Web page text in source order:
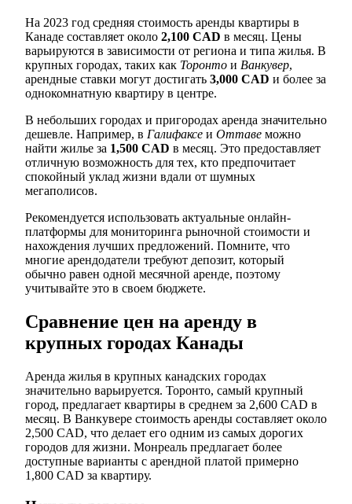
На 2023 год средняя стоимость аренды квартиры в
Канаде составляет около 2,100 CAD в месяц. Цены
варьируются в зависимости от региона и типа жилья. В
крупных городах, таких как Торонто и Ванкувер,
арендные ставки могут достигать 3,000 CAD и более за
однокомнатную квартиру в центре.
В небольших городах и пригородах аренда значительно
дешевле. Например, в Галифаксе и Оттаве можно
найти жилье за 1,500 CAD в месяц. Это предоставляет
отличную возможность для тех, кто предпочитает
спокойный уклад жизни вдали от шумных
мегаполисов.
Рекомендуется использовать актуальные онлайн-
платформы для мониторинга рыночной стоимости и
нахождения лучших предложений. Помните, что
многие арендодатели требуют депозит, который
обычно равен одной месячной аренде, поэтому
учитывайте это в своем бюджете.
Сравнение цен на аренду в
крупных городах Канады
Аренда жилья в крупных канадских городах
значительно варьируется. Торонто, самый крупный
город, предлагает квартиры в среднем за 2,600 CAD в
месяц. В Ванкувере стоимость аренды составляет около
2,500 CAD, что делает его одним из самых дорогих
городов для жизни. Монреаль предлагает более
доступные варианты с арендной платой примерно
1,800 CAD за квартиру.